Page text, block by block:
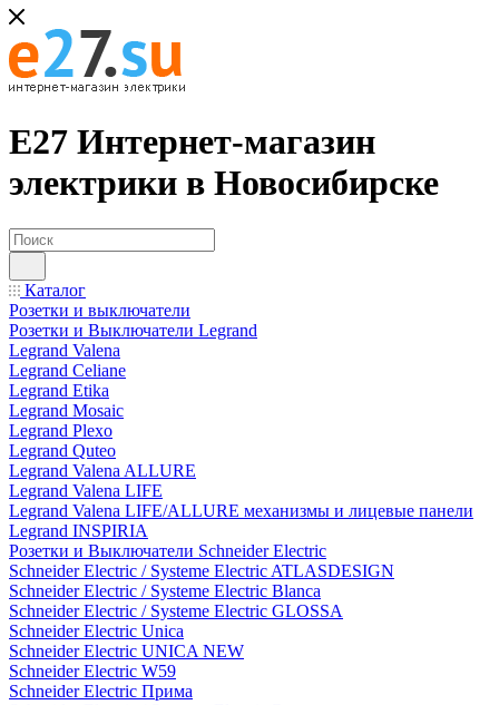
Е27 Интернет-магазин
электрики в Новосибирске
Каталог
Розетки и выключатели
Розетки и Выключатели Legrand
Legrand Valena
Legrand Celiane
Legrand Etika
Legrand Mosaic
Legrand Plexo
Legrand Quteo
Legrand Valena ALLURE
Legrand Valena LIFE
Legrand Valena LIFE/ALLURE механизмы и лицевые панели
Legrand INSPIRIA
Розетки и Выключатели Schneider Electric
Schneider Electric / Systeme Electric ATLASDESIGN
Schneider Electric / Systeme Electric Blanca
Schneider Electric / Systeme Electric GLOSSA
Schneider Electric Unica
Schneider Electric UNICA NEW
Schneider Electric W59
Schneider Electric Прима